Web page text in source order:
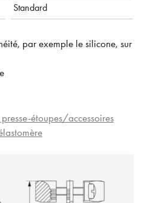
Standard
par exemple le silicone, sur
étoupes/accessoires